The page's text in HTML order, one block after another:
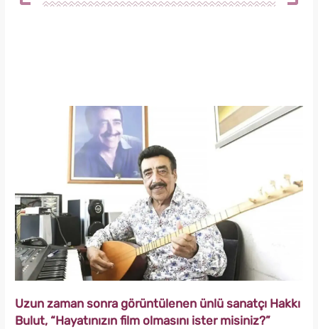
Uzun zaman sonra görüntülenen ünlü sanatçı Hakkı
Bulut, “Hayatınızın film olmasını ister misiniz?”